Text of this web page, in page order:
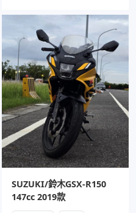
SUZUKI/鈴木GSX-R150
147cc 2019款